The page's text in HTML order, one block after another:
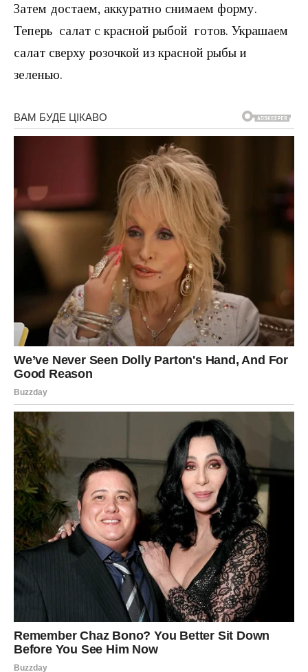
Затем достаем, аккуратно снимаем форму.
Теперь салат с красной рыбой готов. Украшаем
салат сверху розочкой из красной рыбы и
зеленью.